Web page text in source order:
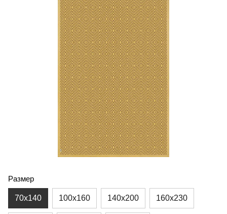
Размер
70x140 100x160 140x200 160x230